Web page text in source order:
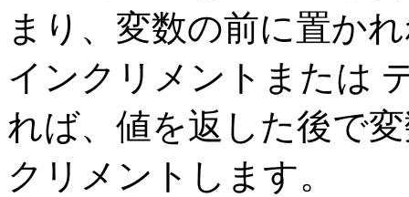
まり、変数の前に置か
インクリメントまたは
れば、値を返した後で
クリメントします。